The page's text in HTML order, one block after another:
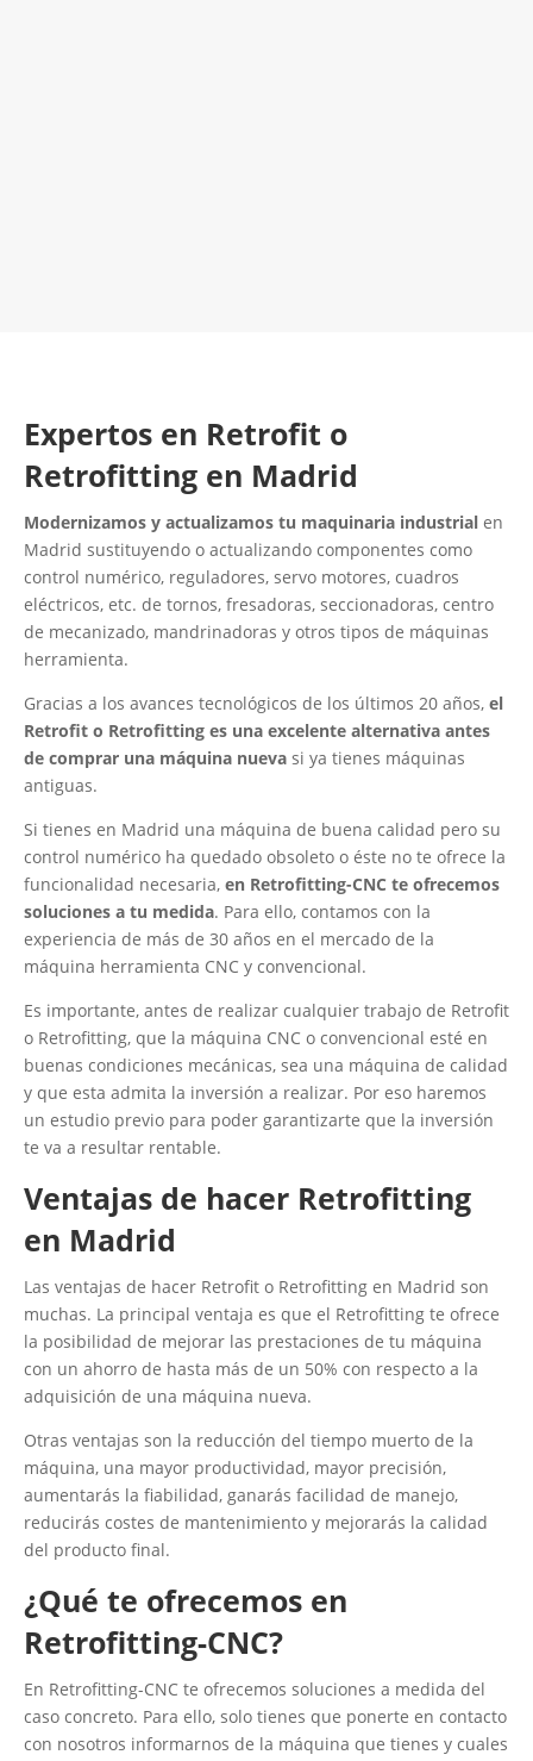
Expertos en Retrofit o
Retrofitting en Madrid
Modernizamos y actualizamos tu maquinaria industrial en
Madrid sustituyendo o actualizando componentes como
control numérico, reguladores, servo motores, cuadros
eléctricos, etc. de tornos, fresadoras, seccionadoras, centro
de mecanizado, mandrinadoras y otros tipos de máquinas
herramienta.
Gracias a los avances tecnológicos de los últimos 20 años, el
Retrofit o Retrofitting es una excelente alternativa antes
de comprar una máquina nueva si ya tienes máquinas
antiguas.
Si tienes en Madrid una máquina de buena calidad pero su
control numérico ha quedado obsoleto o éste no te ofrece la
funcionalidad necesaria, en Retrofitting-CNC te ofrecemos
soluciones a tu medida. Para ello, contamos con la
experiencia de más de 30 años en el mercado de la
máquina herramienta CNC y convencional.
Es importante, antes de realizar cualquier trabajo de Retrofit
o Retrofitting, que la máquina CNC o convencional esté en
buenas condiciones mecánicas, sea una máquina de calidad
y que esta admita la inversión a realizar. Por eso haremos
un estudio previo para poder garantizarte que la inversión
te va a resultar rentable.
Ventajas de hacer Retrofitting
en Madrid
Las ventajas de hacer Retrofit o Retrofitting en Madrid son
muchas. La principal ventaja es que el Retrofitting te ofrece
la posibilidad de mejorar las prestaciones de tu máquina
con un ahorro de hasta más de un 50% con respecto a la
adquisición de una máquina nueva.
Otras ventajas son la reducción del tiempo muerto de la
máquina, una mayor productividad, mayor precisión,
aumentarás la fiabilidad, ganarás facilidad de manejo,
reducirás costes de mantenimiento y mejorarás la calidad
del producto final.
¿Qué te ofrecemos en
Retrofitting-CNC?
En Retrofitting-CNC te ofrecemos soluciones a medida del
caso concreto. Para ello, solo tienes que ponerte en contacto
con nosotros informarnos de la máquina que tienes y cuales